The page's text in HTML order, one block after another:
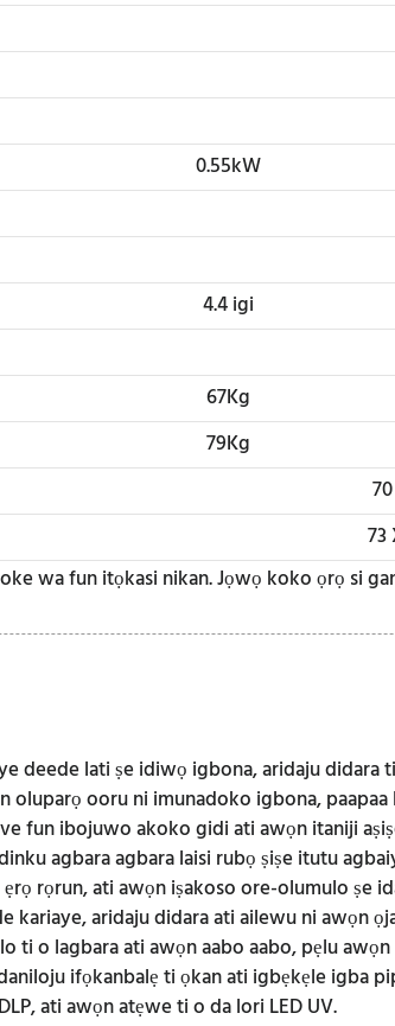
0.55kW
4.4 igi
67Kg
79Kg
73
wa fun itọkasi nikan. Jọwọ koko ọrọ si
deede lati ṣe idiwọ igbona, aridaju didara
oluparọ ooru ni imunadoko igbona,
fun ibojuwo akoko gidi ati awọn itaniji
agbara agbara laisi rubọ ṣiṣe itutu
rọrun, ati awọn iṣakoso ore-olumulo ṣe
kariaye, aridaju didara ati ailewu ni awọn
ti o lagbara ati awọn aabo aabo, pẹlu
ifọkanbalẹ ti ọkan ati igbẹkẹle igba
ati awọn atẹwe ti o da lori LED UV.